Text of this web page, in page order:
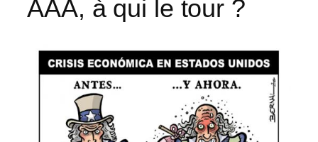
AAA, à qui le tour ?